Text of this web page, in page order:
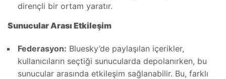
dirençli bir ortam yaratır.
Sunucular Arası Etkileşim
Federasyon: Bluesky’de paylaşılan içerikler,
kullanıcıların seçtiği sunucularda depolanırken, bu
sunucular arasında etkileşim sağlanabilir. Bu, farklı